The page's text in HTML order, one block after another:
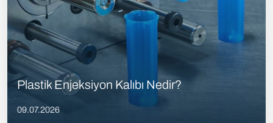
Plastik Enjeksiyon Kalıbı Nedir?
09.07.2026